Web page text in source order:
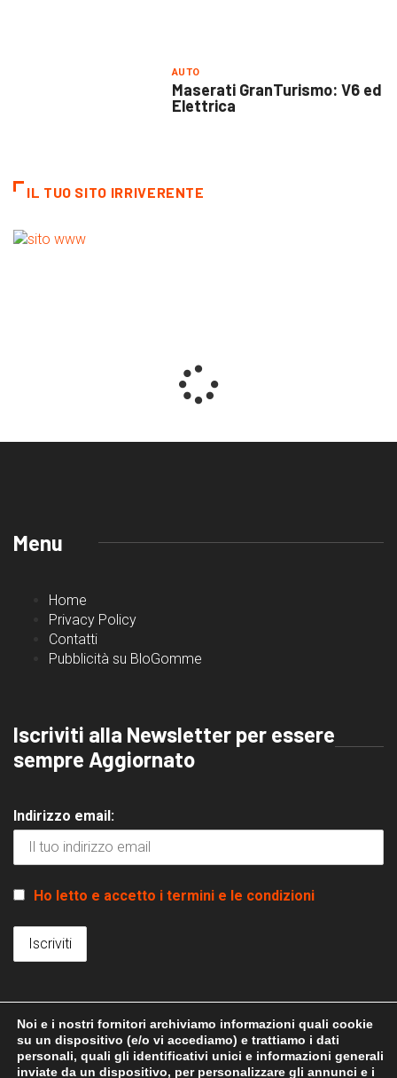
AUTO
Maserati GranTurismo: V6 ed
Elettrica
IL TUO SITO IRRIVERENTE
Menu
Home
Privacy Policy
Contatti
Pubblicità su BloGomme
Iscriviti alla Newsletter per essere
sempre Aggiornato
Indirizzo email:
Ho letto e accetto i termini e le condizioni
Noi e i nostri fornitori archiviamo informazioni quali cookie
su un dispositivo (e/o vi accediamo) e trattiamo i dati
personali, quali gli identificativi unici e informazioni generali
inviate da un dispositivo, per personalizzare gli annunci e i